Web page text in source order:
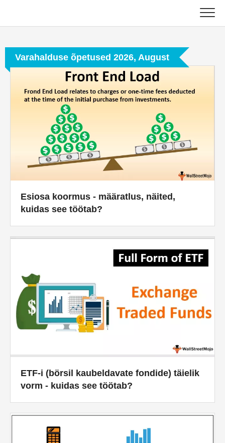
content
Raamatupidamise õpetused
Varahalduse õpetused
Excel, VBA ja Power BI
Investeerimispanganduse õpetused
Parimad raamatud
Rahanduse sertifitseerimise ressursid
Riskijuhtimise õpetused
Varahalduse õpetused 2026, August
Esiosa koormus - määratlus, näited,
kuidas see töötab?
ETF-i (börsil kaubeldavate fondide) täielik
vorm - kuidas see töötab?